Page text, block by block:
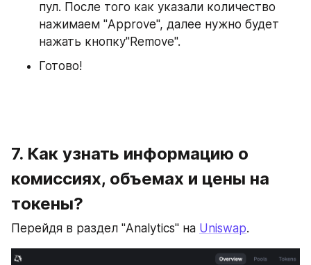
пул. После того как указали количество
нажимаем "Approve", далее нужно будет
нажать кнопку"Remove".
Готово!
7. Как узнать информацию о
комиссиях, объемах и цены на
токены?
Перейдя в раздел "Analytics" на Uniswap.